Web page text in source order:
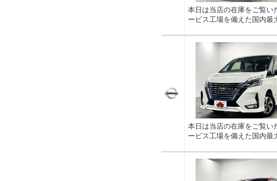
本日は当店の在庫をご覧い
ービス工場を備えた国内最
本日は当店の在庫をご覧い
ービス工場を備えた国内最